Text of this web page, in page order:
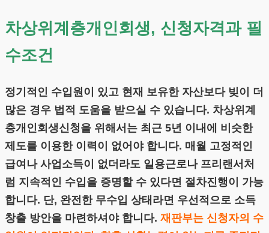
차상위계층개인회생, 신청자격과 필
수조건
정기적인 수입원이 있고 현재 보유한 자산보다 빚이 더
많은 경우 법적 도움을 받으실 수 있습니다. 차상위계
층개인회생신청을 위해서는 최근 5년 이내에 비슷한
제도를 이용한 이력이 없어야 합니다. 매월 고정적인
급여나 사업소득이 없더라도 일용근로나 프리랜서처
럼 지속적인 수입을 증명할 수 있다면 절차진행이 가능
합니다. 단, 완전한 무수입 상태라면 우선적으로 소득
창출 방안을 마련하셔야 합니다. 재판부는 신청자의 수